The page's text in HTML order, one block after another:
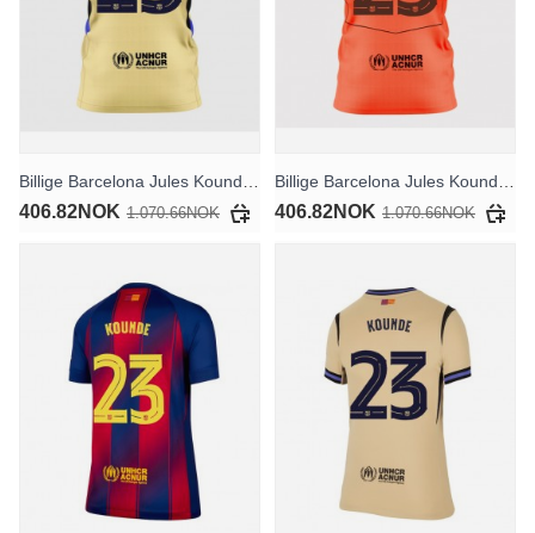
Billige Barcelona Jules Kounde #23 Bortedrakt 2025-26 Kortermet
406.82NOK 1.070.66NOK
Billige Barcelona Jules Kounde #23 Tredjedrakt 2025-26 Kortermet
406.82NOK 1.070.66NOK